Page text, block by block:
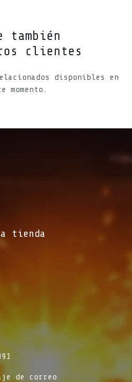
también
clientes
disponibles en
momento.
tienda​
de correo